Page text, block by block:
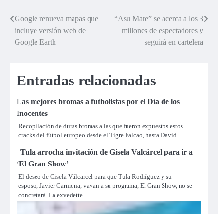
Navegación
de
Google renueva mapas que
incluye versión web de
Google Earth
“Asu Mare” se acerca a los 3
millones de espectadores y
seguirá en cartelera
Entradas relacionadas
Las mejores bromas a futbolistas por el Día de los
Inocentes
Recopilación de duras bromas a las que fueron expuestos estos
cracks del fútbol europeo desde el Tigre Falcao, hasta David…
Tula arrocha invitación de Gisela Valcárcel para ir a
‘El Gran Show’
El deseo de Gisela Válcarcel para que Tula Rodríguez y su
esposo, Javier Carmona, vayan a su programa, El Gran Show, no se
concretará. La exvedette…